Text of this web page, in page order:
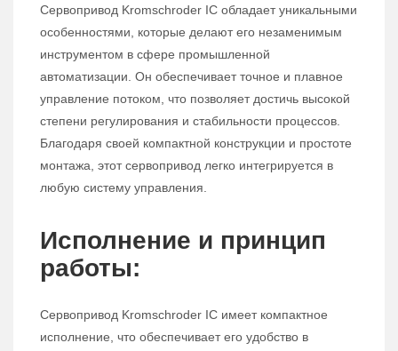
Сервопривод Kromschroder IC обладает уникальными
особенностями, которые делают его незаменимым
инструментом в сфере промышленной
автоматизации. Он обеспечивает точное и плавное
управление потоком, что позволяет достичь высокой
степени регулирования и стабильности процессов.
Благодаря своей компактной конструкции и простоте
монтажа, этот сервопривод легко интегрируется в
любую систему управления.
Исполнение и принцип
работы:
Сервопривод Kromschroder IC имеет компактное
исполнение, что обеспечивает его удобство в